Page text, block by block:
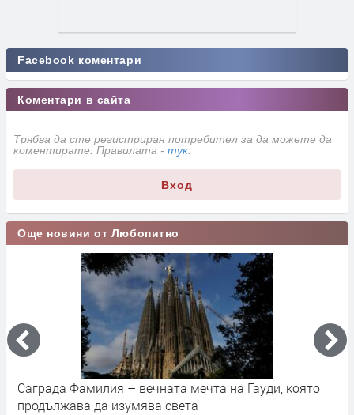
Facebook коментари
Коментари в сайта
Трябва да сте регистриран потребител за да можете да
коментирате. Правилата - тук
Вход
Още новини от Любопитно
Саграда Фамилия – вечната мечта на Гауди, която
продължава да изумява света